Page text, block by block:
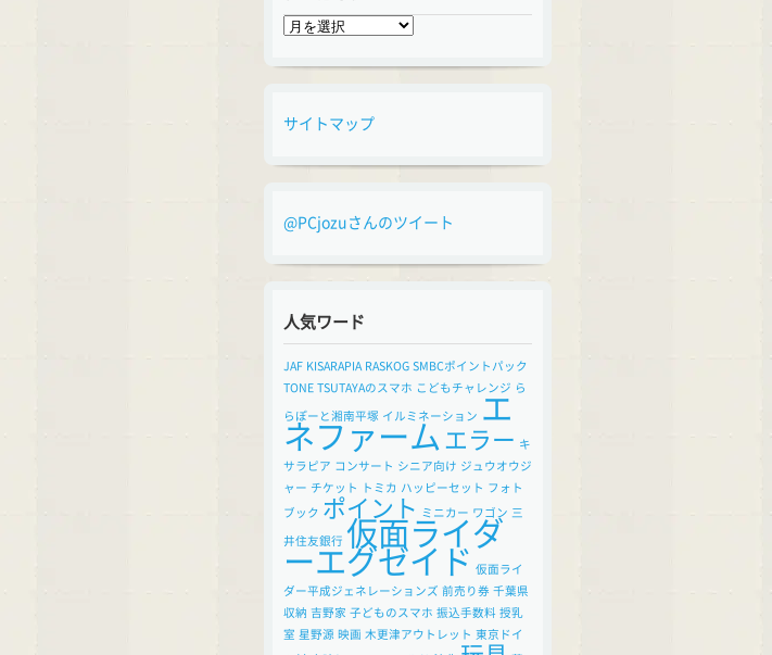
ア
カ
サイトマップ
@PCjozuさんのツイート
人気ワード
JAF KISARAPIA RASKOG SMBCポイントパック
TONE TSUTAYAのスマホ こどもチャレンジ ら
らぽーと湘南平塚 イルミネーション エ
ネファーム エラー キ
サラピア コンサート シニア向け ジュウオウジ
ャー チケット トミカ ハッピーセット フォト
ブック ポイント ミニカー ワゴン 三
井住友銀行 仮面ライダ
ーエグゼイド 仮面ライ
ダー平成ジェネレーションズ 前売り券 千葉県
収納 吉野家 子どものスマホ 振込手数料 授乳
室 星野源 映画 木更津アウトレット 東京ドイ